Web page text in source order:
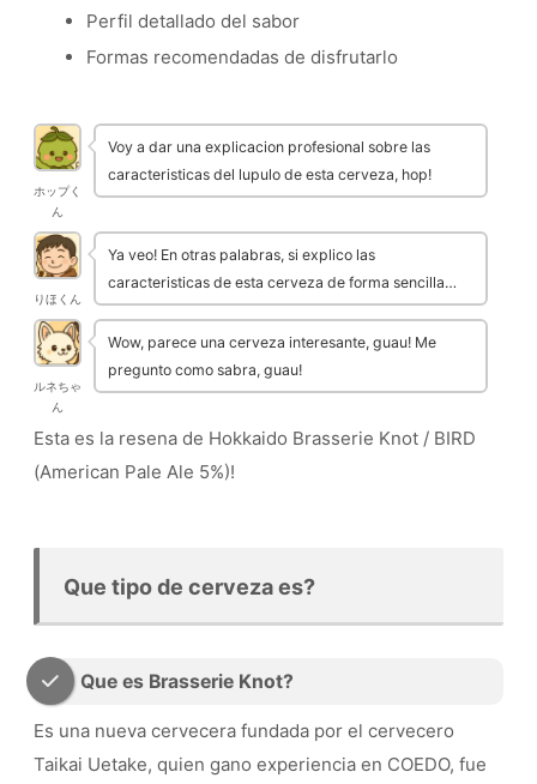
Perfil detallado del sabor
Formas recomendadas de disfrutarlo
ホップく
ん
Voy a dar una explicacion profesional sobre las
caracteristicas del lupulo de esta cerveza, hop!
りほくん
Ya veo! En otras palabras, si explico las
caracteristicas de esta cerveza de forma sencilla…
ルネちゃ
ん
Wow, parece una cerveza interesante, guau! Me
pregunto como sabra, guau!
Esta es la resena de Hokkaido Brasserie Knot / BIRD
(American Pale Ale 5%)!
Que tipo de cerveza es?
Que es Brasserie Knot?
Es una nueva cervecera fundada por el cervecero
Taikai Uetake, quien gano experiencia en COEDO, fue